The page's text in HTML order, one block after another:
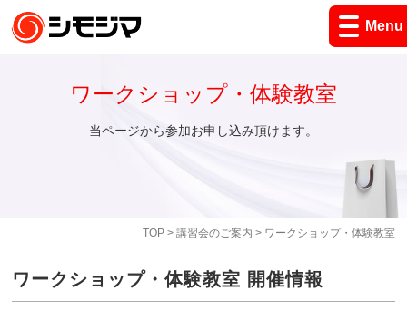
Menu
TOP> 講習会のご案内 > ワークショップ・体験教室
ワークショップ・体験教室
当ページから参加お申し込み頂けます。
ワークショップ・体験教室 開催情報